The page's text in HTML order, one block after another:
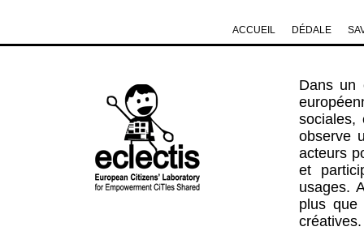
Dans un
sociales,
observe
acteurs
et
usages.
plus que
DÉDALE
ACCUEIL